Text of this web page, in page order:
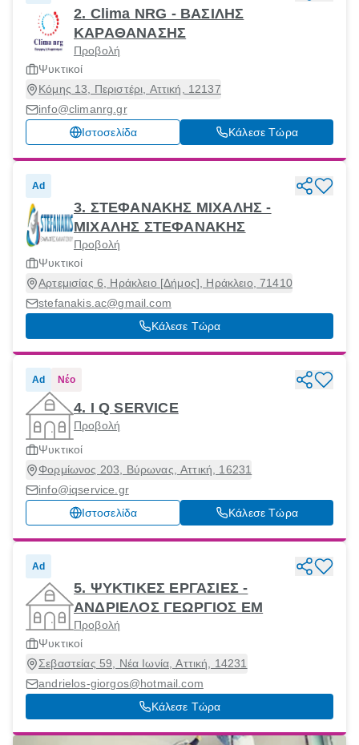
2. Clima NRG - ΒΑΣΙΛΗΣ
ΚΑΡΑΘΑΝΑΣΗΣ
Προβολή
Ψυκτικοί
Κόμης 13, Περιστέρι, Αττική, 12137
info@climanrg.gr
Ιστοσελίδα
Κάλεσε Τώρα
Ad
3. ΣΤΕΦΑΝΑΚΗΣ ΜΙΧΑΛΗΣ -
ΜΙΧΑΛΗΣ ΣΤΕΦΑΝΑΚΗΣ
Προβολή
Ψυκτικοί
Αρτεμισίας 6, Ηράκλειο [Δήμος], Ηράκλειο, 71410
stefanakis.ac@gmail.com
Κάλεσε Τώρα
Ad Νέο
4. I Q SERVICE
Προβολή
Ψυκτικοί
Φορμίωνος 203, Βύρωνας, Αττική, 16231
info@iqservice.gr
Ιστοσελίδα
Κάλεσε Τώρα
Ad
5. ΨΥΚΤΙΚΕΣ ΕΡΓΑΣΙΕΣ -
ΑΝΔΡΙΕΛΟΣ ΓΕΩΡΓΙΟΣ ΕΜ
Προβολή
Ψυκτικοί
Σεβαστείας 59, Νέα Ιωνία, Αττική, 14231
andrielos-giorgos@hotmail.com
Κάλεσε Τώρα